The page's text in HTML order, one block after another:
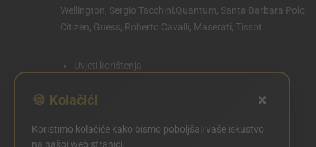
Wellington, Sergio Tacchini,Quantum, Santa Barbara Polo,
Citizen, Guess, Roberto Cavalli, Maserati, Tissot.
Uvjeti korištenja
Politika kolačića
POSTAVKE KOLAČIĆA
🍪 Kolačići ×
Koristimo kolačiće kako bismo poboljšali vaše iskustvo
na našoj web stranici.